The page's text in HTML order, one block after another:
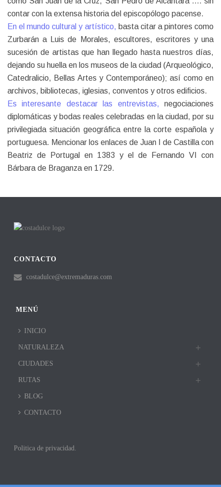
contar con la extensa historia del episcopólogo pacense.
En el mundo cultural y artístico, basta citar a pintores como
Zurbarán a Luis de Morales, escultores, escritores y una
sucesión de artistas que han llegado hasta nuestros días,
dejando su huella en los museos de la ciudad (Arqueológico,
Catedralicio, Bellas Artes y Contemporáneo); así como en
archivos, bibliotecas, iglesias, conventos y otros edificios.
Es interesante destacar las entrevistas, negociaciones
diplomáticas y bodas reales celebradas en la ciudad, por su
privilegiada situación geográfica entre la corte española y
portuguesa. Mencionar los enlaces de Juan I de Castilla con
Beatriz de Portugal en 1383 y el de Fernando VI con
Bárbara de Braganza en 1729.
CONTACTO
costadulce@extremaduras.com
MENÚ
INICIO
NATURALEZA
CIUDADES
RUTAS
BLOG
CONTACTO
Politica de privacidad.